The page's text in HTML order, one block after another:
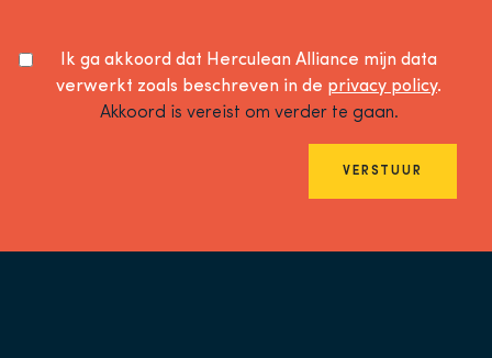
Ik ga akkoord dat Herculean Alliance mijn data
verwerkt zoals beschreven in de privacy policy.
Akkoord is vereist om verder te gaan.
VERSTUUR